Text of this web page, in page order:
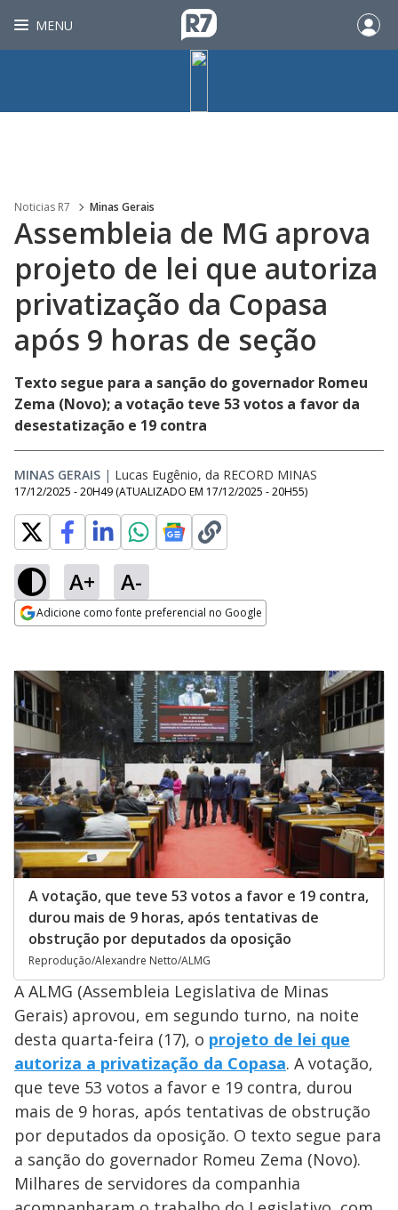
MENU
Noticias R7 Minas Gerais
Assembleia de MG aprova
projeto de lei que autoriza
privatização da Copasa
após 9 horas de seção
Texto segue para a sanção do governador Romeu
Zema (Novo); a votação teve 53 votos a favor da
desestatização e 19 contra
MINAS GERAIS | Lucas Eugênio, da RECORD MINAS
17/12/2025 - 20H49 (ATUALIZADO EM 17/12/2025 - 20H55)
A+ A-
Adicione como fonte preferencial no Google
A votação, que teve 53 votos a favor e 19 contra,
durou mais de 9 horas, após tentativas de
obstrução por deputados da oposição
Reprodução/Alexandre Netto/ALMG
A ALMG (Assembleia Legislativa de Minas
Gerais) aprovou, em segundo turno, na noite
desta quarta-feira (17), o projeto de lei que
autoriza a privatização da Copasa. A votação,
que teve 53 votos a favor e 19 contra, durou
mais de 9 horas, após tentativas de obstrução
por deputados da oposição. O texto segue para
a sanção do governador Romeu Zema (Novo).
Milhares de servidores da companhia